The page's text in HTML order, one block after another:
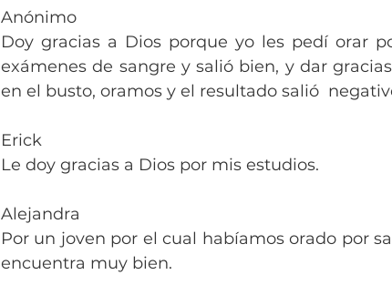
Anónimo
Doy gracias a Dios porque yo les pedí orar
exámenes de sangre y salió bien, y dar
en el busto, oramos y el resultado salió
Erick
Le doy gracias a Dios por mis estudios.
Alejandra
Por un joven por el cual habíamos orado por
encuentra muy bien.